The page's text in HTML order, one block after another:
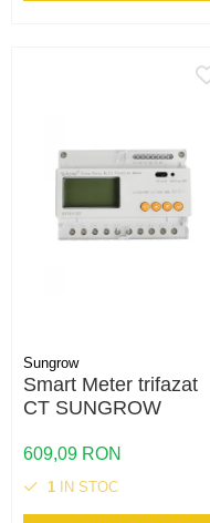
Sungrow
Smart Meter trifazat
CT SUNGROW
609,09 RON
1 IN STOC